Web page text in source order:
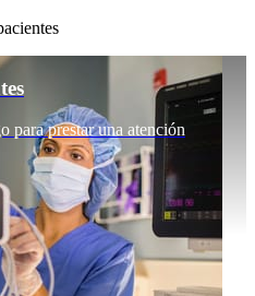
para prestar una atención